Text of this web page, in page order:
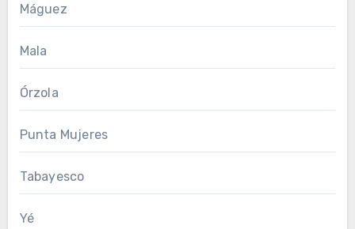
Máguez
Mala
Órzola
Punta Mujeres
Tabayesco
Yé